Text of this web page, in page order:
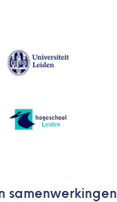
samenwerkingen